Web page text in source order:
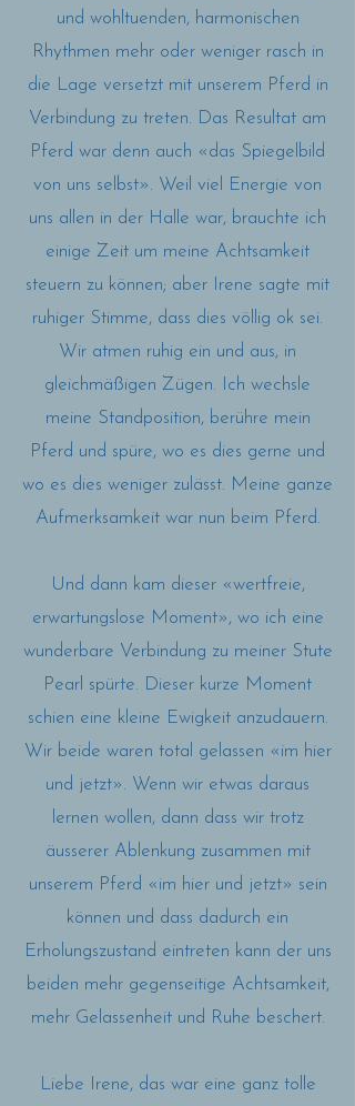
und wohltuenden, harmonischen
Rhythmen mehr oder weniger rasch in
die Lage versetzt mit unserem Pferd in
Verbindung zu treten. Das Resultat am
Pferd war denn auch «das Spiegelbild
von uns selbst». Weil viel Energie von
uns allen in der Halle war, brauchte ich
einige Zeit um meine Achtsamkeit
steuern zu können; aber Irene sagte mit
ruhiger Stimme, dass dies völlig ok sei.
Wir atmen ruhig ein und aus, in
gleichmäßigen Zügen. Ich wechsle
meine Standposition, berühre mein
Pferd und spüre, wo es dies gerne und
wo es dies weniger zulässt. Meine ganze
Aufmerksamkeit war nun beim Pferd.
Und dann kam dieser «wertfreie,
erwartungslose Moment», wo ich eine
wunderbare Verbindung zu meiner Stute
Pearl spürte. Dieser kurze Moment
schien eine kleine Ewigkeit anzudauern.
Wir beide waren total gelassen «im hier
und jetzt». Wenn wir etwas daraus
lernen wollen, dann dass wir trotz
äusserer Ablenkung zusammen mit
unserem Pferd «im hier und jetzt» sein
können und dass dadurch ein
Erholungszustand eintreten kann der uns
beiden mehr gegenseitige Achtsamkeit,
mehr Gelassenheit und Ruhe beschert.
Liebe Irene, das war eine ganz tolle